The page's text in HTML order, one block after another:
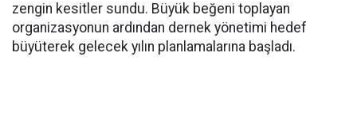
zengin kesitler sundu. Büyük beğeni toplayan
organizasyonun ardından dernek yönetimi hedef
büyüterek gelecek yılın planlamalarına başladı.